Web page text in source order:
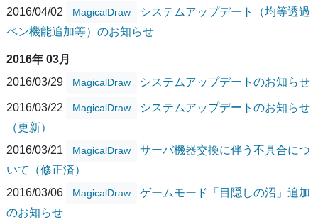
2016/04/02
MagicalDraw
システムアップデート（均等透過
ペン機能追加等）のお知らせ
2016年 03月
2016/03/29
MagicalDraw システムアップデートのお知らせ
2016/03/22 MagicalDraw
システムアップデートのお知らせ
（更新）
2016/03/21
MagicalDraw
サーバ機器交換に伴う不具合につ
いて（修正済）
2016/03/06
MagicalDraw
ゲームモード「目隠しの沼」追加
のお知らせ